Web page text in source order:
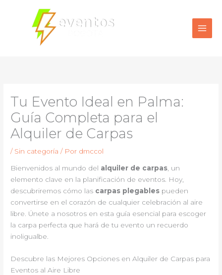
contenido
Tu Evento Ideal en Palma:
Guía Completa para el
Alquiler de Carpas
/ Sin categoría / Por dmccol
Bienvenidos al mundo del alquiler de carpas, un
elemento clave en la planificación de eventos. Hoy,
descubriremos cómo las carpas plegables pueden
convertirse en el corazón de cualquier celebración al aire
libre. Únete a nosotros en esta guía esencial para escoger
la carpa perfecta que hará de tu evento un recuerdo
inoligualbe.
Descubre las Mejores Opciones en Alquiler de Carpas para
Eventos al Aire Libre